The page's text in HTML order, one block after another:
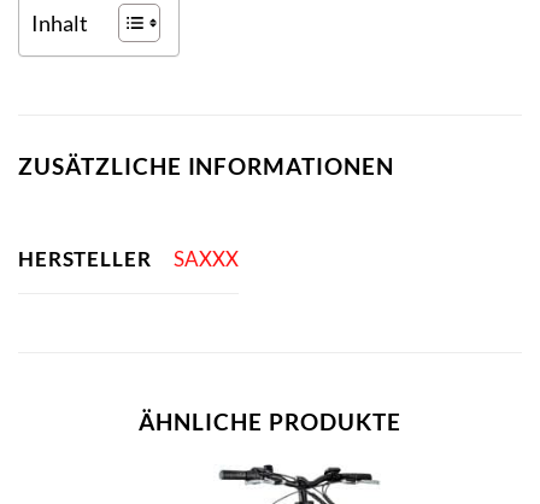
Inhalt
ZUSÄTZLICHE INFORMATIONEN
HERSTELLER SAXXX
ÄHNLICHE PRODUKTE